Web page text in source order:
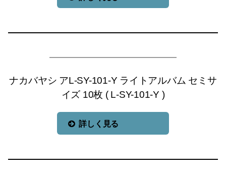
ナカバヤシ アL-SY-101-Y ライトアルバム セミサ
イズ 10枚 ( L-SY-101-Y )
詳しく見る